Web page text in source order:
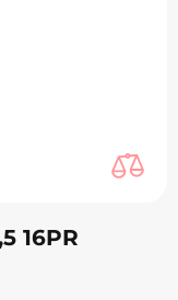
16PR